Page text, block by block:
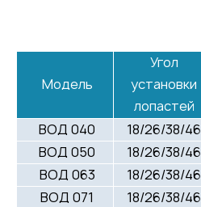
Модель
Угол
установки
лопастей
ВОД 040 18/26/38/46
ВОД 050
18/26/38/46
ВОД 063
18/26/38/46
ВОД 071
18/26/38/46